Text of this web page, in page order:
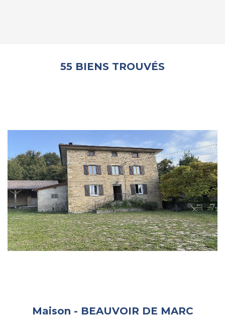
55 BIENS TROUVÉS
Maison - BEAUVOIR DE MARC